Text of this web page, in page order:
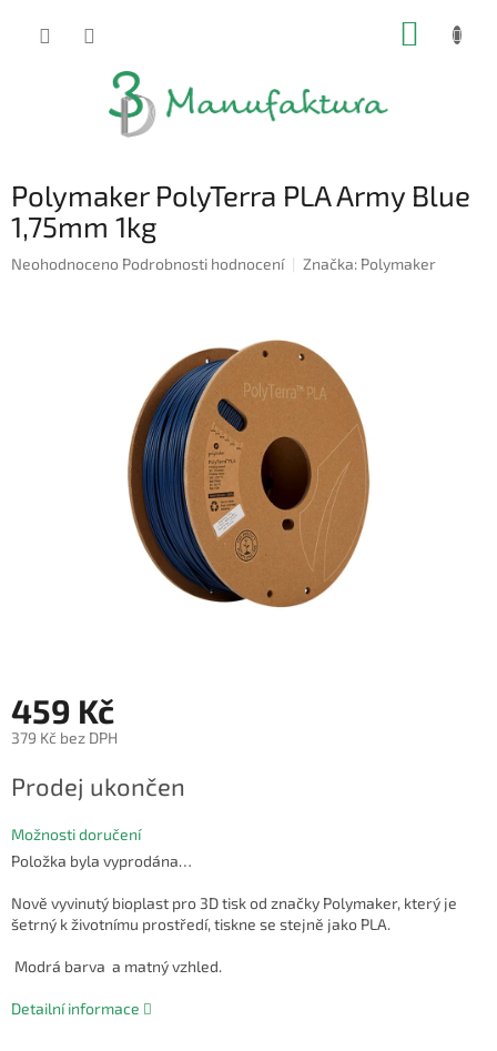
Polymaker PolyTerra PLA Army Blue
1,75mm 1kg
Průměrné
Neohodnoceno Podrobnosti hodnocení Značka: Polymaker
459 Kč
379 Kč bez DPH
cena:
Prodej ukončen
Možnosti doručení
Položka byla vyprodána…
Nově vyvinutý bioplast pro 3D tisk od značky Polymaker, který je
šetrný k životnímu prostředí, tiskne se stejně jako PLA.
Modrá barva a matný vzhled.
Detailní informace